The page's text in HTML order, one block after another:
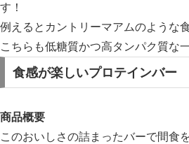
す！
例えるとカントリーマアムのような
こちらも低糖質かつ高タンパク質な
食感が楽しいプロテインバー
商品概要
このおいしさの詰まったバーで間食